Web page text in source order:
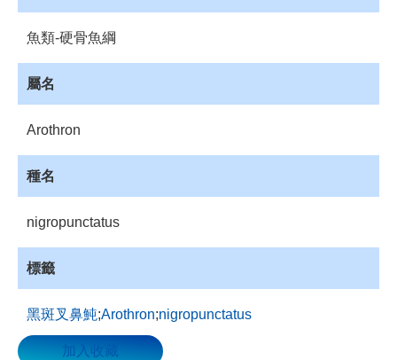
理
藏
登
魚類-硬骨魚綱
屬名
Arothron
種名
nigropunctatus
標籤
黑斑叉鼻魨;Arothron;nigropunctatus
加入收藏